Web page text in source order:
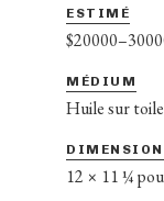
ESTIMÉ
MÉDIUM
Huile sur toile
12 × 11 ¼